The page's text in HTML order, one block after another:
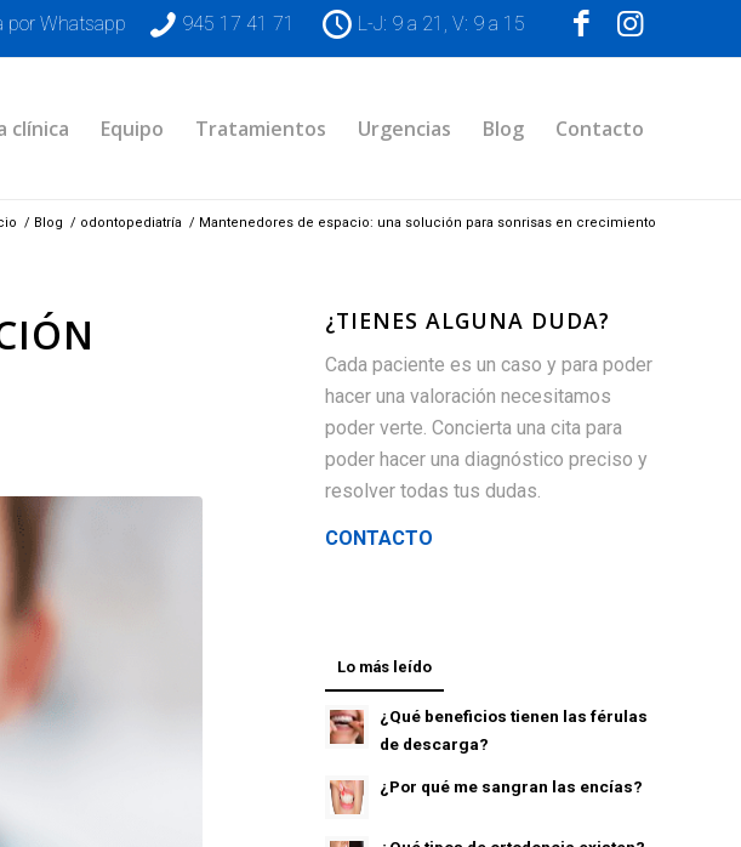
por Whatsapp 945 17 41 71 L-J: 9 a 21, V: 9 a 15
clínica Equipo Tratamientos Urgencias Blog Contacto
/ Blog / odontopediatría / Mantenedores de espacio: una solución para sonrisas en crecimiento
¿TIENES ALGUNA DUDA?
Cada paciente es un caso y para poder
hacer una valoración necesitamos
poder verte. Concierta una cita para
poder hacer una diagnóstico preciso y
resolver todas tus dudas.
CONTACTO
Lo más leído
¿Qué beneficios tienen las férulas
de descarga?
¿Por qué me sangran las encías?